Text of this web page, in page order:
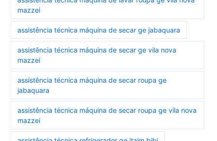
mazzei
assistência técnica máquina de secar ge jabaquara
assistência técnica máquina de secar ge vila nova
mazzei
assistência técnica máquina de secar roupa ge
jabaquara
assistência técnica máquina de secar roupa ge vila nova
mazzei